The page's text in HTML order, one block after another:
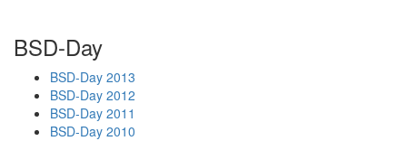
BSD-Day
BSD-Day 2013
BSD-Day 2012
BSD-Day 2011
BSD-Day 2010